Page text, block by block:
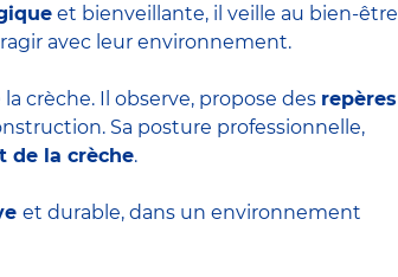
et bienveillante, il veille au bien-être
avec leur environnement.
crèche. Il observe, propose des repères
Sa posture professionnelle,
de la crèche.
et durable, dans un environnement